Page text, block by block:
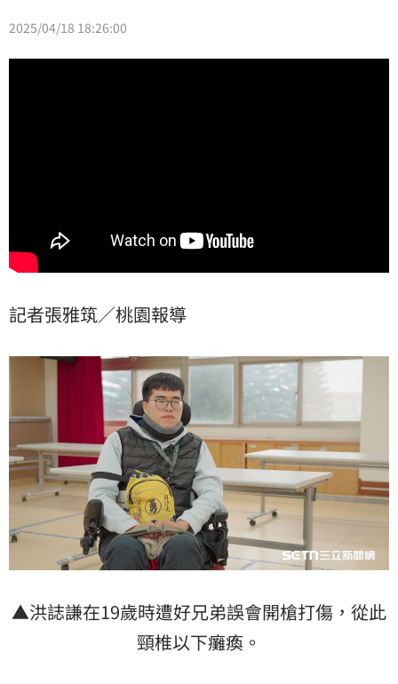
2025/04/18 18:26:00
記者張雅筑／桃園報導
▲洪誌謙在19歲時遭好兄弟誤會開槍打傷，從此
頸椎以下癱瘓。